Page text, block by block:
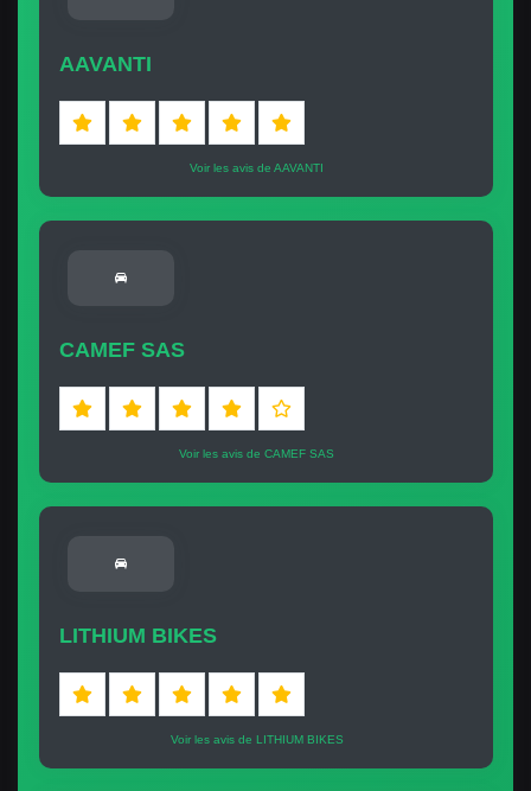
AAVANTI
Voir les avis de AAVANTI
CAMEF SAS
Voir les avis de CAMEF SAS
LITHIUM BIKES
Voir les avis de LITHIUM BIKES